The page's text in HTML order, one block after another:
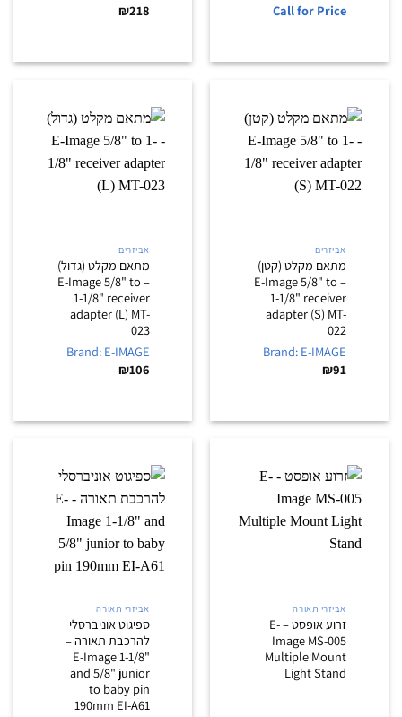
Call for Price
₪218
אביזרים
מתאם מקלט (קטן)
– E-Image 5/8" to
1-1/8" receiver
adapter (S) MT-
022
Brand: E-IMAGE
₪91
אביזרים
מתאם מקלט (גדול)
– E-Image 5/8" to
1-1/8" receiver
adapter (L) MT-
023
Brand: E-IMAGE
₪106
אביזרי תאורה
זרוע אופסט – E-
Image MS-005
Multiple Mount
Light Stand
אביזרי תאורה
ספיגוט אוניברסלי
להרכבת תאורה –
E-Image 1-1/8"
and 5/8" junior
to baby pin
190mm EI-A61